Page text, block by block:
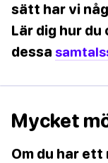
sätt har vi
Lär dig hur du
dessa
Mycket
Om du har